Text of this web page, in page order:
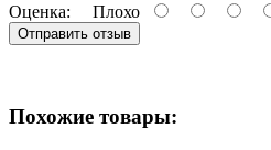
Оценка: Плохо
Отправить отзыв
Похожие товары: